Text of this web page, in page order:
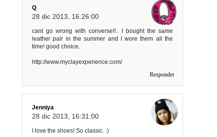
Q
28 dic 2013, 16:26:00
cant go wrong with converse!!.. I bought the same
leather pair in the summer and I wore them all the
time! good choice.
http://www.myclayexperience.com/
Responder
Jenniya
28 dic 2013, 16:31:00
I love the shoes! So classic. :)